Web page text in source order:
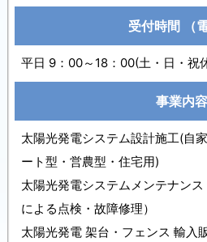
受付時間 （
平日 9：00～18：00(土・日・祝
事業内容
太陽光発電システム設計施工(自
ート型・営農型・住宅用)
太陽光発電システムメンテナン
による点検・故障修理）
太陽光発電 架台・フェンス 輸入